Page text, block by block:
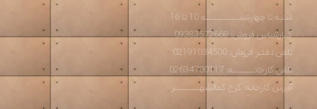
شنبه تا چهارشنبـــــــــــــــه 10 تا 16
کــارشناس فروش: 09383572668
تلفن دفتـر فروش: 02191034500
تلفن کارخانــــــــــه: 02634700117
آدرس کارخانه: کرج کمالشهــــــــــــر